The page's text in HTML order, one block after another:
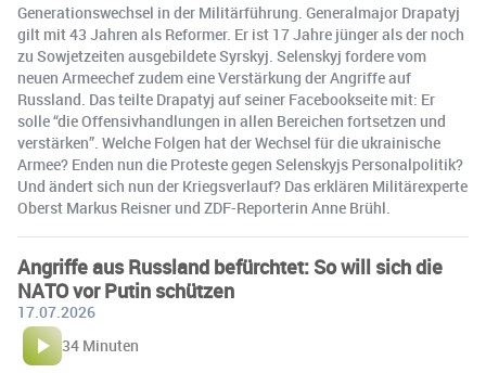
Generationswechsel in der Militärführung. Generalmajor Drapatyj
gilt mit 43 Jahren als Reformer. Er ist 17 Jahre jünger als der noch
zu Sowjetzeiten ausgebildete Syrskyj. Selenskyj fordere vom
neuen Armeechef zudem eine Verstärkung der Angriffe auf
Russland. Das teilte Drapatyj auf seiner Facebookseite mit: Er
solle “die Offensivhandlungen in allen Bereichen fortsetzen und
verstärken”. Welche Folgen hat der Wechsel für die ukrainische
Armee? Enden nun die Proteste gegen Selenskyjs Personalpolitik?
Und ändert sich nun der Kriegsverlauf? Das erklären Militärexperte
Oberst Markus Reisner und ZDF-Reporterin Anne Brühl.
Angriffe aus Russland befürchtet: So will sich die
NATO vor Putin schützen
17.07.2026
34 Minuten